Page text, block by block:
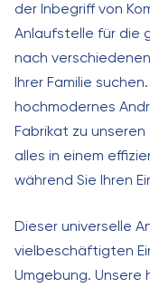
der Inbegriff von
Anlaufstelle für die
nach
Ihrer Familie
hochmodernes
Fabrikat zu
alles in einem
während Sie Ihren
Dieser universelle
vielbeschäftigten
Umgebung. Unsere